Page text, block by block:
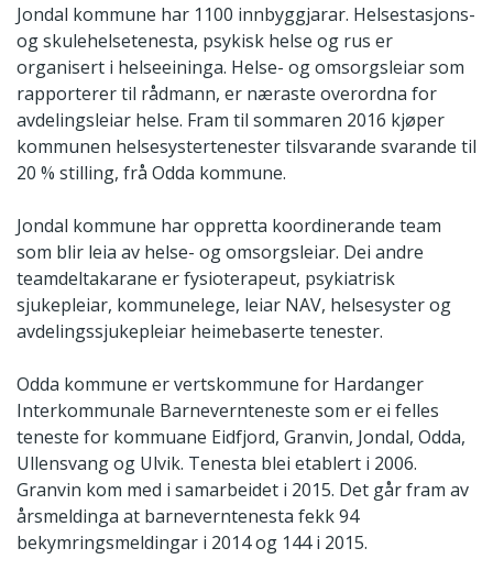
Jondal kommune har 1100 innbyggjarar. Helsestasjons-
og skulehelsetenesta, psykisk helse og rus er
organisert i helseeininga. Helse- og omsorgsleiar som
rapporterer til rådmann, er næraste overordna for
avdelingsleiar helse. Fram til sommaren 2016 kjøper
kommunen helsesystertenester tilsvarande svarande til
20 % stilling, frå Odda kommune.
Jondal kommune har oppretta koordinerande team
som blir leia av helse- og omsorgsleiar. Dei andre
teamdeltakarane er fysioterapeut, psykiatrisk
sjukepleiar, kommunelege, leiar NAV, helsesyster og
avdelingssjukepleiar heimebaserte tenester.
Odda kommune er vertskommune for Hardanger
Interkommunale Barnevernteneste som er ei felles
teneste for kommuane Eidfjord, Granvin, Jondal, Odda,
Ullensvang og Ulvik. Tenesta blei etablert i 2006.
Granvin kom med i samarbeidet i 2015. Det går fram av
årsmeldinga at barneverntenesta fekk 94
bekymringsmeldingar i 2014 og 144 i 2015.